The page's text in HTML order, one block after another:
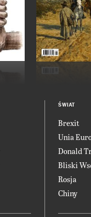
ŚWIAT
Brexit
Unia
Donald
Bliski
Rosja
Chiny